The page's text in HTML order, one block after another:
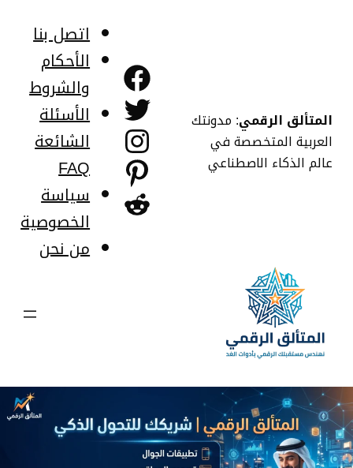
المتألق الرقمي: مدونتك
العربية المتخصصة في
عالم الذكاء الاصطناعي
فيسبوك
تويتر
إنستجرام
بينتريست
ريديت
اتصل بنا
الأحكام
والشروط
الأسئلة
الشائعة
FAQ
سياسة
الخصوصية
من نحن